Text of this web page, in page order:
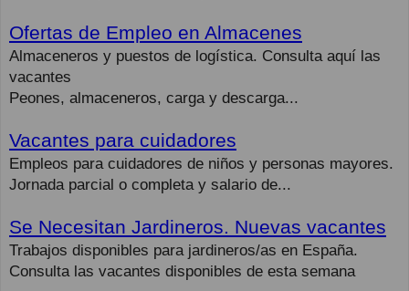
Ofertas de Empleo en Almacenes
Almaceneros y puestos de logística. Consulta aquí las
vacantes
Peones, almaceneros, carga y descarga...
Vacantes para cuidadores
Empleos para cuidadores de niños y personas mayores.
Jornada parcial o completa y salario de...
Se Necesitan Jardineros. Nuevas vacantes
Trabajos disponibles para jardineros/as en España.
Consulta las vacantes disponibles de esta semana